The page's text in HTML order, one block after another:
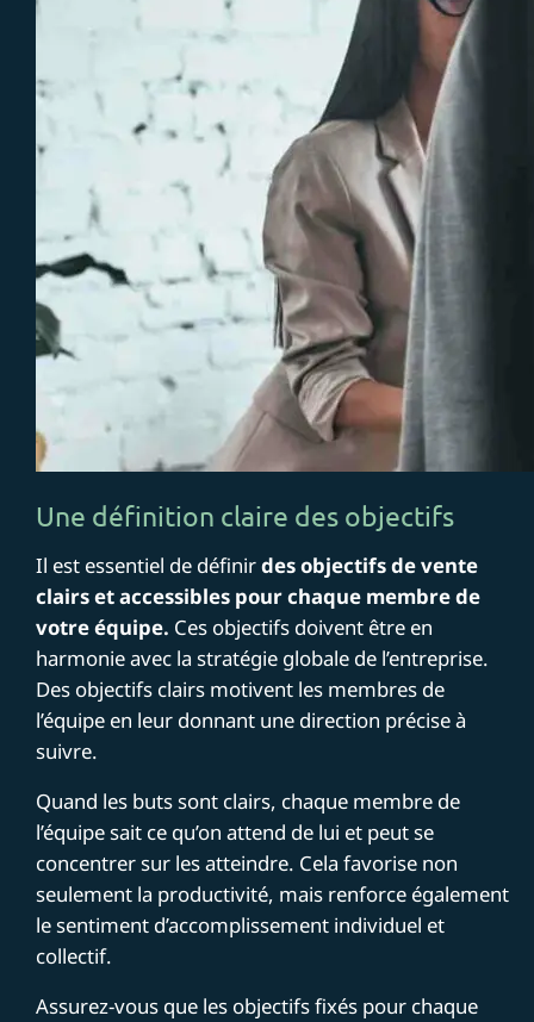
Une définition claire des objectifs
Il est essentiel de définirdes objectifs de vente
clairs et accessibles pour chaque membre de
votre équipe. Ces objectifs doivent être en
harmonie avec la stratégie globale de l’entreprise.
Des objectifs clairs motivent les membres de
l’équipe en leur donnant une direction précise à
suivre.
Quand les buts sont clairs, chaque membre de
l’équipe sait ce qu’on attend de lui et peut se
concentrer sur les atteindre. Cela favorise non
seulement la productivité, mais renforce également
le sentiment d’accomplissement individuel et
collectif.
Assurez-vous que les objectifs fixés pour chaque